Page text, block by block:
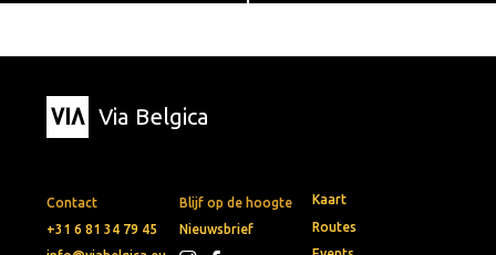
Via Belgica
Contact
+31 6 81 34 79 45
Blijf op de hoogte
Nieuwsbrief
Kaart
Routes